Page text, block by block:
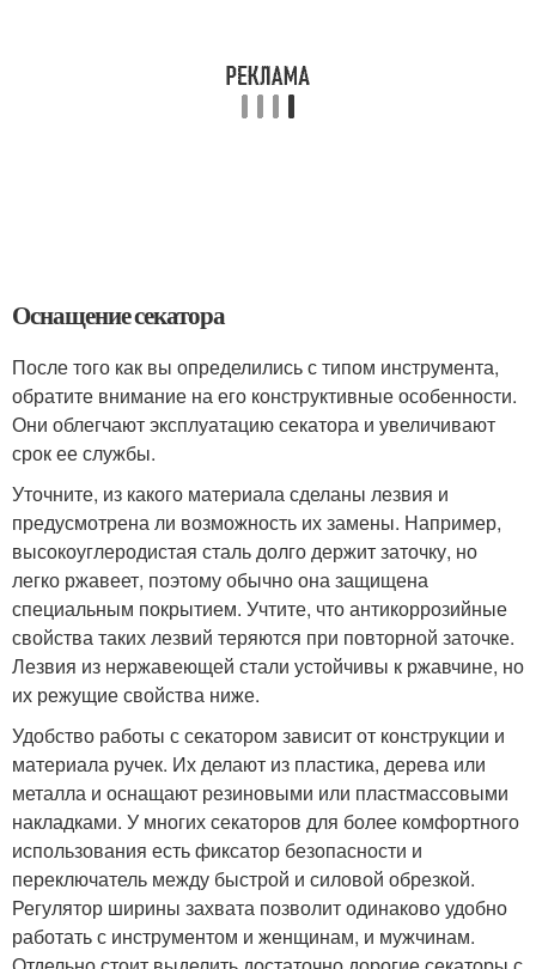
Оснащение секатора
После того как вы определились с типом инструмента,
обратите внимание на его конструктивные особенности.
Они облегчают эксплуатацию секатора и увеличивают
срок ее службы.
Уточните, из какого материала сделаны лезвия и
предусмотрена ли возможность их замены. Например,
высокоуглеродистая сталь долго держит заточку, но
легко ржавеет, поэтому обычно она защищена
специальным покрытием. Учтите, что антикоррозийные
свойства таких лезвий теряются при повторной заточке.
Лезвия из нержавеющей стали устойчивы к ржавчине, но
их режущие свойства ниже.
Удобство работы с секатором зависит от конструкции и
материала ручек. Их делают из пластика, дерева или
металла и оснащают резиновыми или пластмассовыми
накладками. У многих секаторов для более комфортного
использования есть фиксатор безопасности и
переключатель между быстрой и силовой обрезкой.
Регулятор ширины захвата позволит одинаково удобно
работать с инструментом и женщинам, и мужчинам.